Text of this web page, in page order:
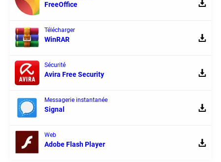
FreeOffice
Télécharger
WinRAR
Sécurité
Avira Free Security
Messagerie instantanée
Signal
Web
Adobe Flash Player